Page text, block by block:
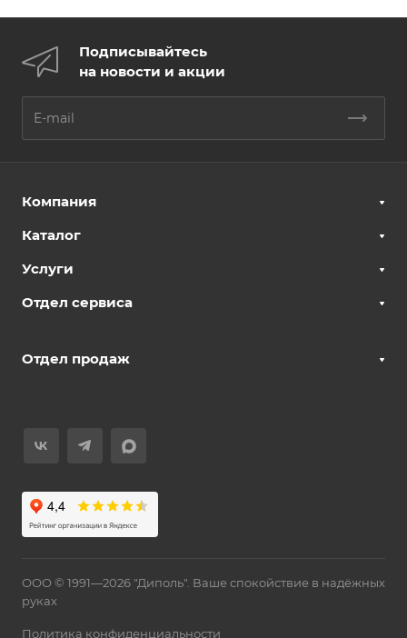
Подписывайтесь
на новости и акции
Компания
Каталог
Услуги
Отдел сервиса
Отдел продаж
ООО © 1991—2026 "Диполь". Ваше спокойствие в надёжных
руках
Политика конфиденциальности